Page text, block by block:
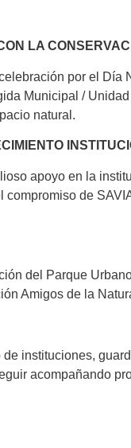
LA
por el
Municipal /
natural.
apoyo en la
de
del Parque
Amigos de la
instituciones,
acompañando